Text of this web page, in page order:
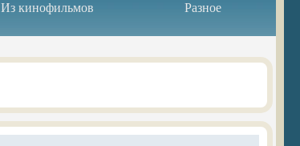
Из кинофильмов Разное